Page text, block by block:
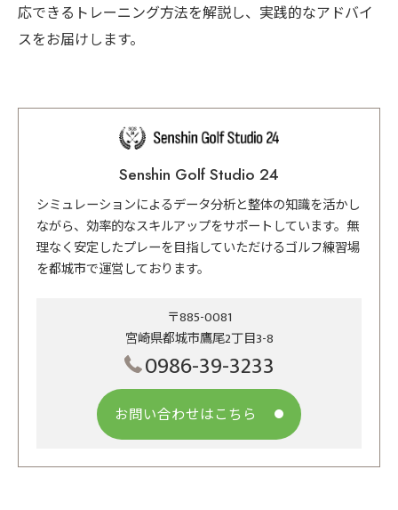
応できるトレーニング方法を解説し、実践的なアドバイ
スをお届けします。
Senshin Golf Studio 24
シミュレーションによるデータ分析と整体の知識を活かし
ながら、効率的なスキルアップをサポートしています。無
理なく安定したプレーを目指していただけるゴルフ練習場
を都城市で運営しております。
〒885-0081
宮崎県都城市鷹尾2丁目3-8
0986-39-3233
お問い合わせはこちら